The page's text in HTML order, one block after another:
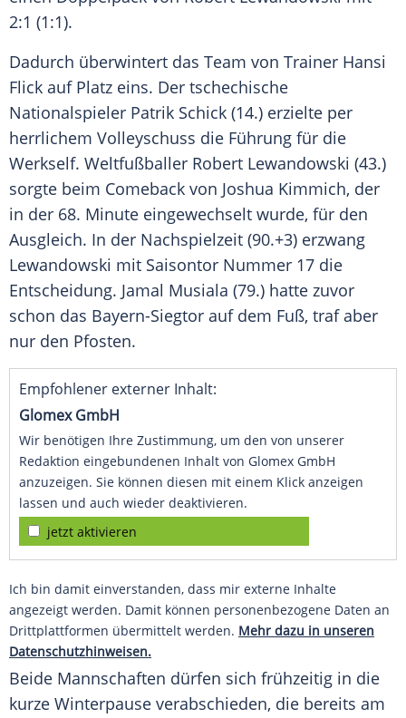
2:1 (1:1).
Dadurch überwintert das Team von Trainer Hansi
Flick auf Platz eins. Der tschechische
Nationalspieler Patrik Schick (14.) erzielte per
herrlichem Volleyschuss die Führung für die
Werkself. Weltfußballer Robert Lewandowski (43.)
sorgte beim Comeback von Joshua Kimmich, der
in der 68. Minute eingewechselt wurde, für den
Ausgleich. In der Nachspielzeit (90.+3) erzwang
Lewandowski mit Saisontor Nummer 17 die
Entscheidung. Jamal Musiala (79.) hatte zuvor
schon das Bayern-Siegtor auf dem Fuß, traf aber
nur den Pfosten.
Empfohlener externer Inhalt:
Glomex GmbH
Wir benötigen Ihre Zustimmung, um den von unserer
Redaktion eingebundenen Inhalt von Glomex GmbH
anzuzeigen. Sie können diesen mit einem Klick anzeigen
lassen und auch wieder deaktivieren.
jetzt aktivieren
Ich bin damit einverstanden, dass mir externe Inhalte
angezeigt werden. Damit können personenbezogene Daten an
Drittplattformen übermittelt werden. Mehr dazu in unseren
Datenschutzhinweisen.
Beide Mannschaften dürfen sich frühzeitig in die
kurze Winterpause verabschieden, die bereits am